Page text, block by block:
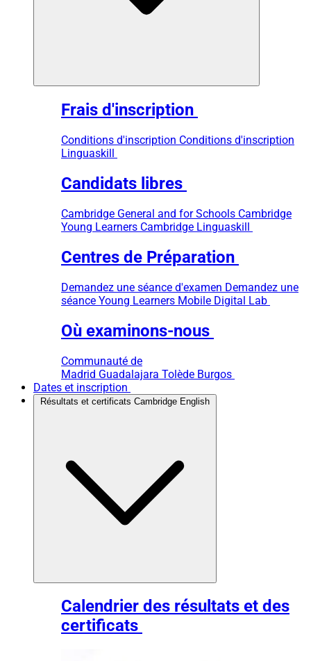
Frais d'inscription
Conditions d'inscription Conditions d'inscription
Linguaskill
Candidats libres
Cambridge General and for Schools Cambridge
Young Learners Cambridge Linguaskill
Centres de Préparation
Demandez une séance d'examen Demandez une
séance Young Learners Mobile Digital Lab
Où examinons-nous
Communauté de
Madrid Guadalajara Tolède Burgos
Dates et inscription
Calendrier des résultats et des
certificats